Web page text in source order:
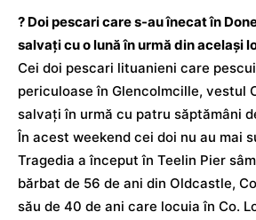
? Doi pescari care s-au înecat în
salvați cu o lună în urmă din același
Cei doi pescari lituanieni care
periculoase în Glencolmcille, vestul
salvați în urmă cu patru săptămâni
În acest weekend cei doi nu au mai
Tragedia a început în Teelin Pier
bărbat de 56 de ani din Oldcastle,
său de 40 de ani care locuia în Co.